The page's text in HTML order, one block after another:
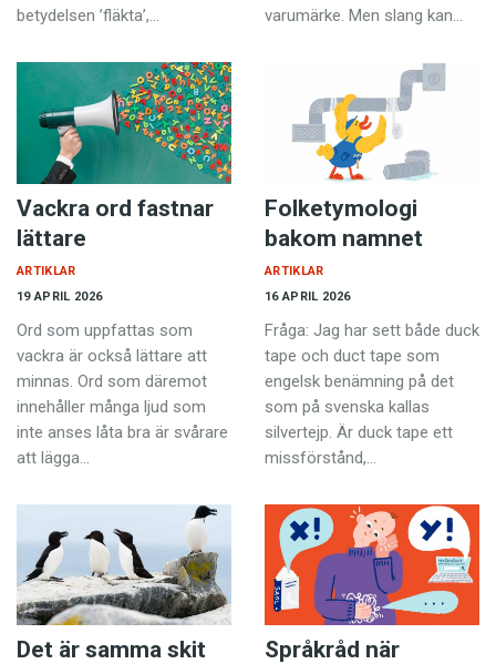
betydelsen ’fläkta’,…
varumärke. Men slang kan…
Vackra ord ­fastnar
lättare
19 APRIL 2026
ARTIKLAR
Ord som uppfattas som
vackra är också lättare att
minnas. Ord som där­emot
innehåller många ljud som
inte anses låta bra är svårare
att lägga…
Folketymologi
bakom namnet
16 APRIL 2026
ARTIKLAR
Fråga: Jag har sett både duck
tape och duct tape som
engelsk be­näm­ning på det
som på svenska kallas
silvertejp. Är duck tape ett
missförstånd,…
Det är samma skit
Språkråd när